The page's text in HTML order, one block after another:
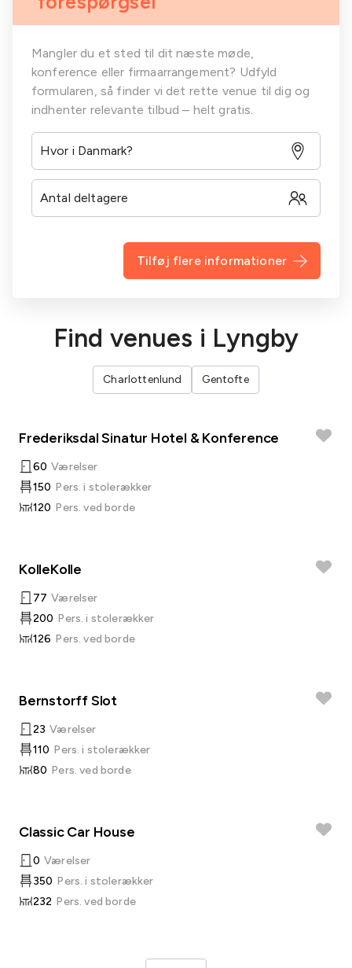
Mangler du et sted til dit næste møde,
konference eller firmaarrangement? Udfyld
formularen, så finder vi det rette venue til dig og
indhenter relevante tilbud – helt gratis.
Tilføj flere informationer
Find venues i Lyngby
Charlottenlund Gentofte
Frederiksdal Sinatur Hotel & Konference
60 Værelser
150 Pers. i stolerækker
120 Pers. ved borde
KolleKolle
77 Værelser
200 Pers. i stolerækker
126 Pers. ved borde
Bernstorff Slot
23 Værelser
110 Pers. i stolerækker
80 Pers. ved borde
Classic Car House
0 Værelser
350 Pers. i stolerækker
232 Pers. ved borde